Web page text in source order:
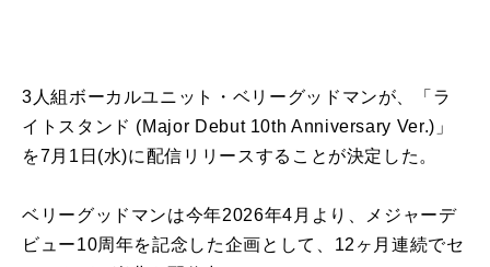
3人組ボーカルユニット・ベリーグッドマンが、「ラ
イトスタンド (Major Debut 10th Anniversary Ver.)」
を7月1日(水)に配信リリースすることが決定した。
ベリーグッドマンは今年2026年4月より、メジャーデ
ビュー10周年を記念した企画として、12ヶ月連続でセ